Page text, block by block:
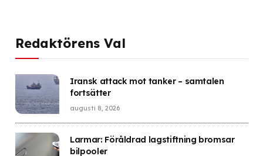
Redaktörens Val
Iransk attack mot tanker – samtalen
fortsätter
augusti 8, 2026
Larmar: Föråldrad lagstiftning bromsar
bilpooler